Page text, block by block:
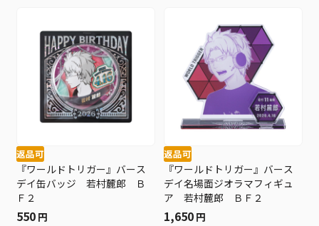
返品可
『ワールドトリガー』バース
デイ缶バッジ 若村麓郎 Ｂ
Ｆ２
550 円
返品可
『ワールドトリガー』バース
デイ名場面ジオラマフィギュ
ア 若村麓郎 ＢＦ２
1,650 円